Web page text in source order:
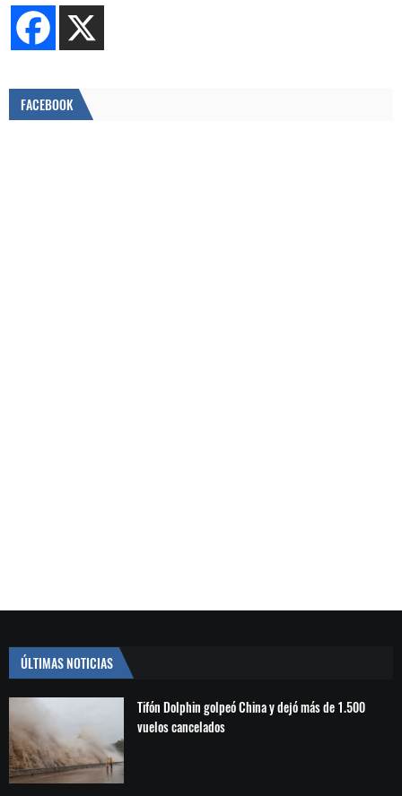
FACEBOOK
ÚLTIMAS NOTICIAS
Tifón Dolphin golpeó China y dejó más de 1.500
vuelos cancelados